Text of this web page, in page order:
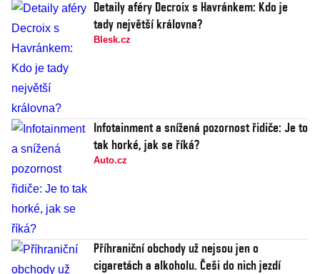
Detaily aféry Decroix s Havránkem: Kdo je
tady největší královna?
Blesk.cz
Infotainment a snížená pozornost řidiče: Je to
tak horké, jak se říká?
Auto.cz
Příhraniční obchody už nejsou jen o
cigaretách a alkoholu. Češi do nich jezdí